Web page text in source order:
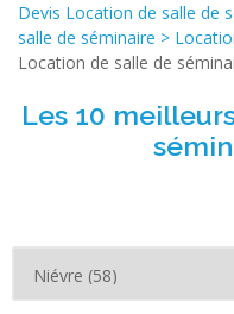
Devis Location de salle de
salle de séminaire >
Location de salle de
Les 10